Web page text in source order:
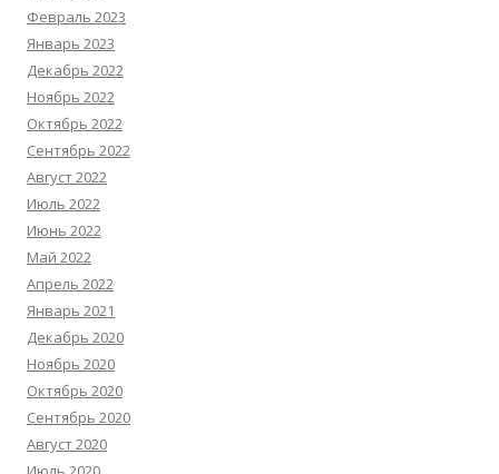
Февраль 2023
Январь 2023
Декабрь 2022
Ноябрь 2022
Октябрь 2022
Сентябрь 2022
Август 2022
Июль 2022
Июнь 2022
Май 2022
Апрель 2022
Январь 2021
Декабрь 2020
Ноябрь 2020
Октябрь 2020
Сентябрь 2020
Август 2020